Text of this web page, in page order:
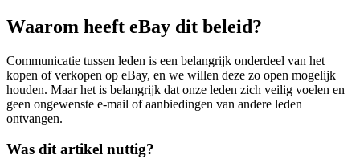
Waarom heeft eBay dit beleid?
Communicatie tussen leden is een belangrijk onderdeel van het
kopen of verkopen op eBay, en we willen deze zo open mogelijk
houden. Maar het is belangrijk dat onze leden zich veilig voelen en
geen ongewenste e-mail of aanbiedingen van andere leden
ontvangen.
Was dit artikel nuttig?